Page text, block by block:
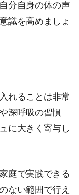
分自身の体の声
識を高めましょ
れることは非常
深呼吸の習慣
に大きく寄与し
庭で実践できる
ない範囲で行え